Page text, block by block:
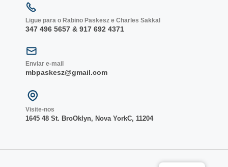
Ligue para o Rabino Paskesz e Charles Sakkal
347 496 5657 & 917 692 4371
Enviar e-mail
mbpaskesz@gmail.com
Visite-nos
1645 48 St. BroOklyn, Nova YorkC, 11204